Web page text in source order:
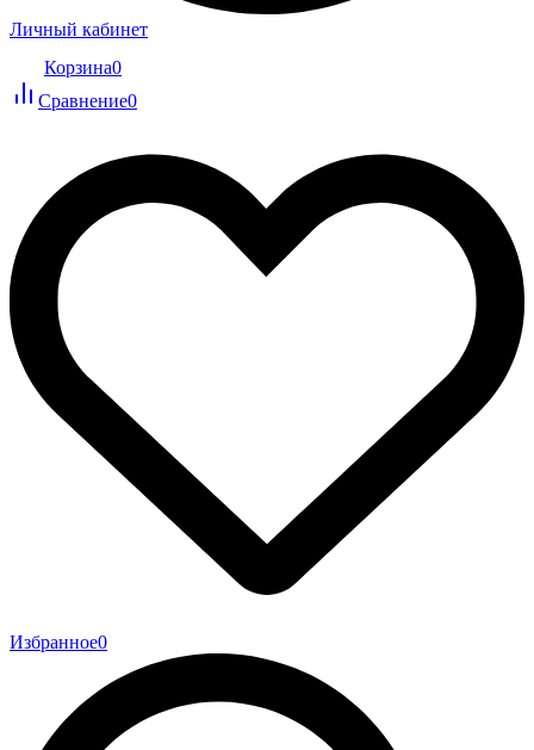
Личный кабинет
Корзина0
Сравнение0
Избранное0